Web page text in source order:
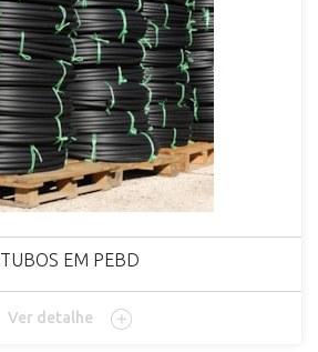
TUBOS EM PEBD
Ver detalhe